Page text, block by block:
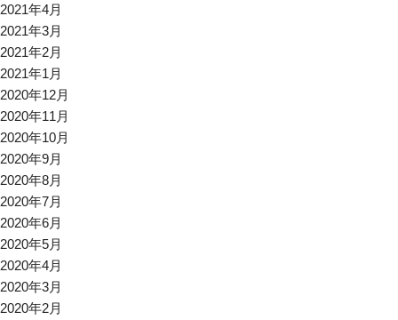
2021年4月
2021年3月
2021年2月
2021年1月
2020年12月
2020年11月
2020年10月
2020年9月
2020年8月
2020年7月
2020年6月
2020年5月
2020年4月
2020年3月
2020年2月